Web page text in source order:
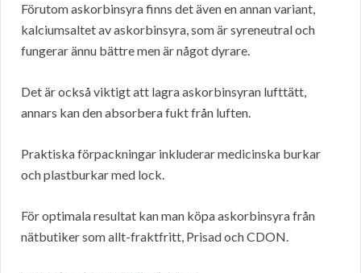
Förutom askorbinsyra finns det även en annan variant,
kalciumsaltet av askorbinsyra, som är syreneutral och
fungerar ännu bättre men är något dyrare.
Det är också viktigt att lagra askorbinsyran lufttätt,
annars kan den absorbera fukt från luften.
Praktiska förpackningar inkluderar medicinska burkar
och plastburkar med lock.
För optimala resultat kan man köpa askorbinsyra från
nätbutiker som allt-fraktfritt, Prisad och CDON.